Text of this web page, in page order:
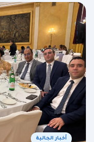
الجزائر الجالية
اقتصاد رياضة
أخبار الجالية